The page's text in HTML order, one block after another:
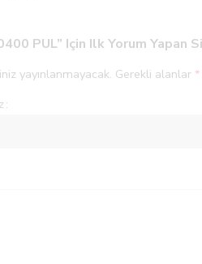
PUL” Için Ilk Yorum Yapan
yayınlanmayacak. Gerekli alanlar *